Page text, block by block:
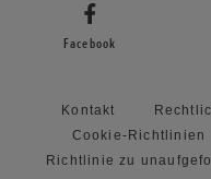
Facebook
Kontakt
Cookie-Richtlinien
Richtlinie zu